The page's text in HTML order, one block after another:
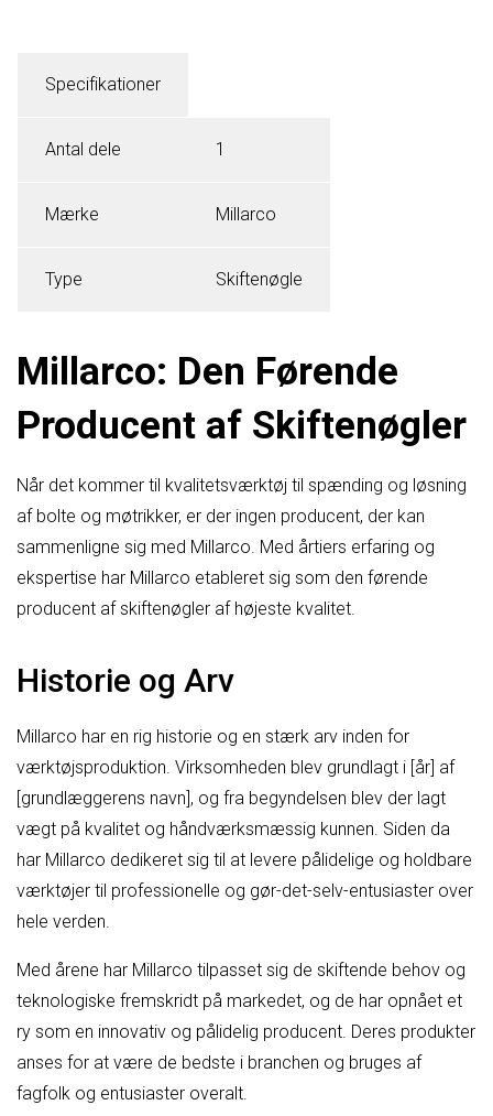
Specifikationer
Antal dele 1
Mærke Millarco
Type Skiftenøgle
Millarco: Den Førende
Producent af Skiftenøgler
Når det kommer til kvalitetsværktøj til spænding og løsning
af bolte og møtrikker, er der ingen producent, der kan
sammenligne sig med Millarco. Med årtiers erfaring og
ekspertise har Millarco etableret sig som den førende
producent af skiftenøgler af højeste kvalitet.
Historie og Arv
Millarco har en rig historie og en stærk arv inden for
værktøjsproduktion. Virksomheden blev grundlagt i [år] af
[grundlæggerens navn], og fra begyndelsen blev der lagt
vægt på kvalitet og håndværksmæssig kunnen. Siden da
har Millarco dedikeret sig til at levere pålidelige og holdbare
værktøjer til professionelle og gør-det-selv-entusiaster over
hele verden.
Med årene har Millarco tilpasset sig de skiftende behov og
teknologiske fremskridt på markedet, og de har opnået et
ry som en innovativ og pålidelig producent. Deres produkter
anses for at være de bedste i branchen og bruges af
fagfolk og entusiaster overalt.